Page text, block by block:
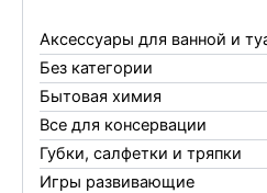
Аксессуары для ванной и
Без категории
Бытовая химия
Все для консервации
Губки, салфетки и тряпки
Игры развивающие